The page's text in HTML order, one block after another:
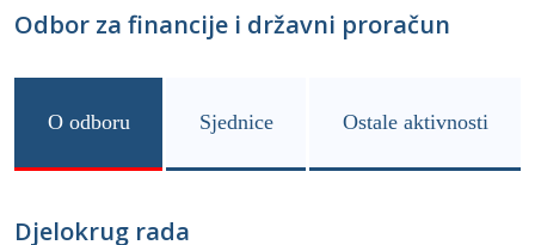
Odbor za financije i državni proračun
O odboru Sjednice Ostale aktivnosti
Djelokrug rada